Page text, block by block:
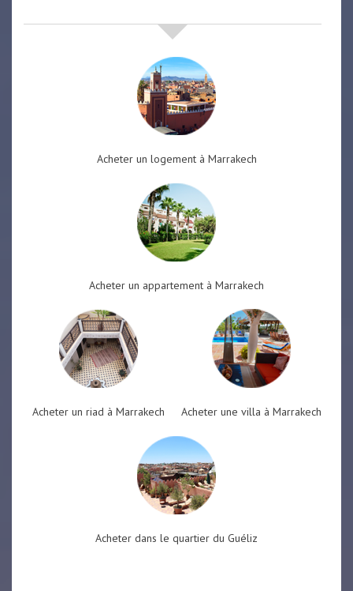
Acheter un logement à Marrakech
Acheter un appartement à Marrakech
Acheter un riad à Marrakech Acheter une villa à Marrakech
Acheter dans le quartier du Guéliz